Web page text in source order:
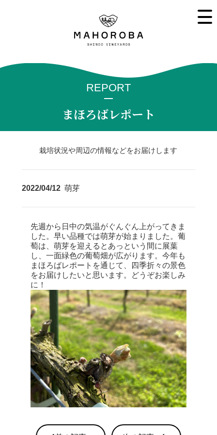
REPORT
まほろばレポート
栽培状況や周辺の情報などをお届けします
2022/04/12萌芽
先週から日中の気温がぐんぐん上がってきま
した。早い品種では萌芽が始まりました。葡
萄は、萌芽を迎えるとあっという間に展葉
し、一面緑色の葡萄畑が広がります。今年も
まほろばレポートを通じて、四季折々の景色
をお届けしたいと思います。どうぞお楽しみ
に！​